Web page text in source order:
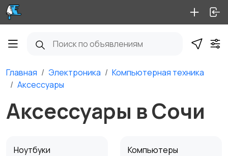
Главная Электроника
Компьютерная техника
Аксессуары
Аксессуары в Сочи
Ноутбуки Компьютеры